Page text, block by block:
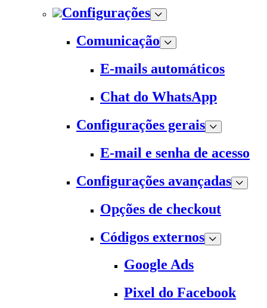
Configurações
Comunicação
E-mails automáticos
Chat do WhatsApp
Configurações gerais
E-mail e senha de acesso
Configurações avançadas
Opções de checkout
Códigos externos
Google Ads
Pixel do Facebook